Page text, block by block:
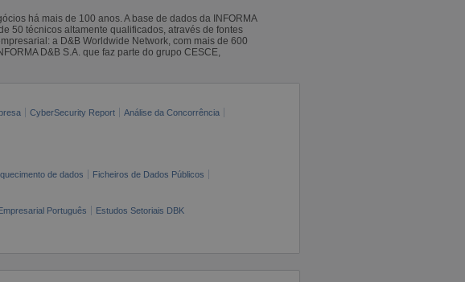
há mais de 100 anos. A base de dados da INFORMA
50 técnicos altamente qualificados, através de fontes
a D&B Worldwide Network, com mais de 600
D&B S.A. que faz parte do grupo CESCE,
CyberSecurity Report
Análise da Concorrência
de dados
Ficheiros de Dados Públicos
Português Estudos Setoriais DBK